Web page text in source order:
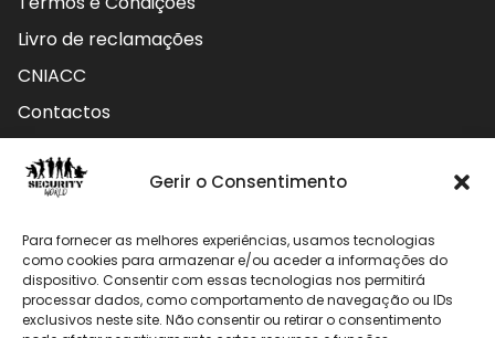
Gerir o Consentimento
Para fornecer as melhores experiências, usamos tecnologias
como cookies para armazenar e/ou aceder a informações do
dispositivo. Consentir com essas tecnologias nos permitirá
processar dados, como comportamento de navegação ou IDs
exclusivos neste site. Não consentir ou retirar o consentimento
Livro de reclamações
CNIACC
Contactos
Contactos
912 009 740 (Chamada para rede móvel nacional)
geral@securityworld.pt